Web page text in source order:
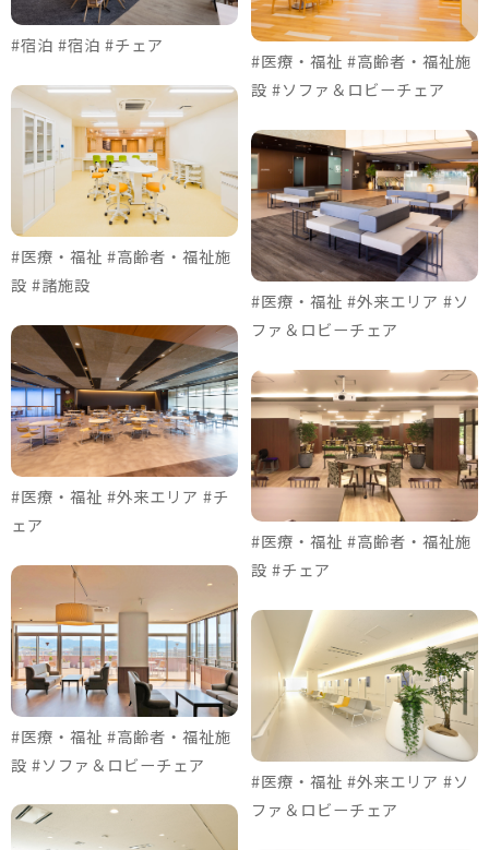
#宿泊 #宿泊 #チェア
#医療・福祉 #高齢者・福祉施
設 #諸施設
#医療・福祉 #外来エリア #チ
ェア
#医療・福祉 #高齢者・福祉施
設 #ソファ＆ロビーチェア
#医療・福祉 #高齢者・福祉施
設 #ソファ＆ロビーチェア
#医療・福祉 #外来エリア #ソ
ファ＆ロビーチェア
#医療・福祉 #高齢者・福祉施
設 #チェア
#医療・福祉 #外来エリア #ソ
ファ＆ロビーチェア